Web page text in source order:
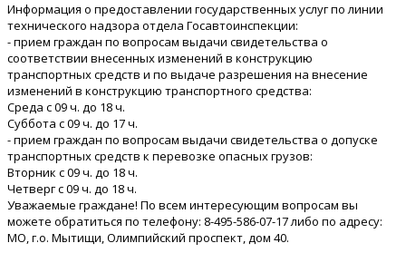
Информация о предоставлении государственных услуг по линии
технического надзора отдела Госавтоинспекции:
- прием граждан по вопросам выдачи свидетельства о
соответствии внесенных изменений в конструкцию
транспортных средств и по выдаче разрешения на внесение
изменений в конструкцию транспортного средства:
Среда с 09 ч. до 18 ч.
Суббота с 09 ч. до 17 ч.
- прием граждан по вопросам выдачи свидетельства о допуске
транспортных средств к перевозке опасных грузов:
Вторник с 09 ч. до 18 ч.
Четверг с 09 ч. до 18 ч.
Уважаемые граждане! По всем интересующим вопросам вы
можете обратиться по телефону: 8-495-586-07-17 либо по адресу:
МО, г.о. Мытищи, Олимпийский проспект, дом 40.